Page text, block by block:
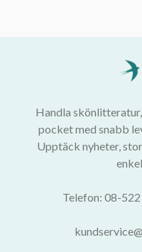
Handla
pocket med snabb
Upptäck nyheter,
Telefon: 08-